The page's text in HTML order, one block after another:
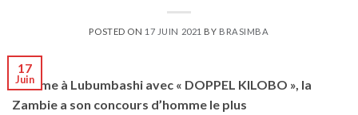
POSTED ON 17 JUIN 2021 BY BRASIMBA
17
Juin
Comme à Lubumbashi avec « DOPPEL KILOBO », la
Zambie a son concours d’homme le plus